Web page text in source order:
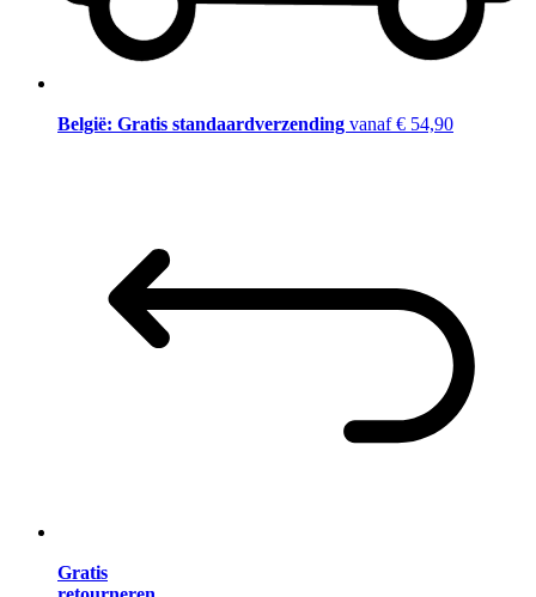
België: Gratis standaardverzending vanaf € 54,90
Gratis